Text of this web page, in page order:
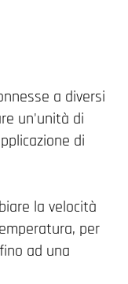
a diversi
un'unità di
di
la velocità
per
ad una